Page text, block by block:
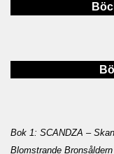
Bok 1: SCANDZA –
Blomstrande